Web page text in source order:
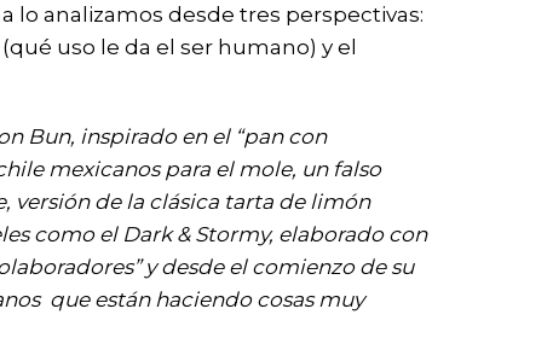
lo analizamos desde tres perspectivas:
uso le da el ser humano) y el
Bun, inspirado en el “pan con
mexicanos para el mole, un falso
versión de la clásica tarta de limón
como el Dark & Stormy, elaborado con
y desde el comienzo de su
que están haciendo cosas muy